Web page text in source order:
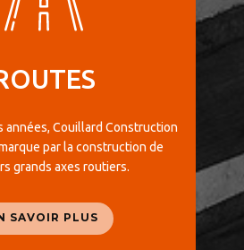
années, Couillard Construction
par la construction de
grands axes routiers.
SAVOIR PLUS